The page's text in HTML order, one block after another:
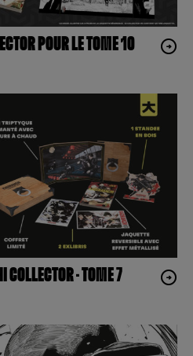
POUR LE TOME 10
– TOME 7